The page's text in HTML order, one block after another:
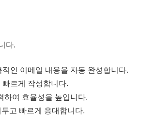
다.
인 이메일 내용을 자동 완성합니다.
르게 작성합니다.
하여 효율성을 높입니다.
고 빠르게 응대합니다.